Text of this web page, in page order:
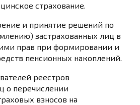
страхование.
и принятие решений по
застрахованных лиц в
прав при формировании и
пенсионных накоплений.
реестров
о перечислении
взносов на